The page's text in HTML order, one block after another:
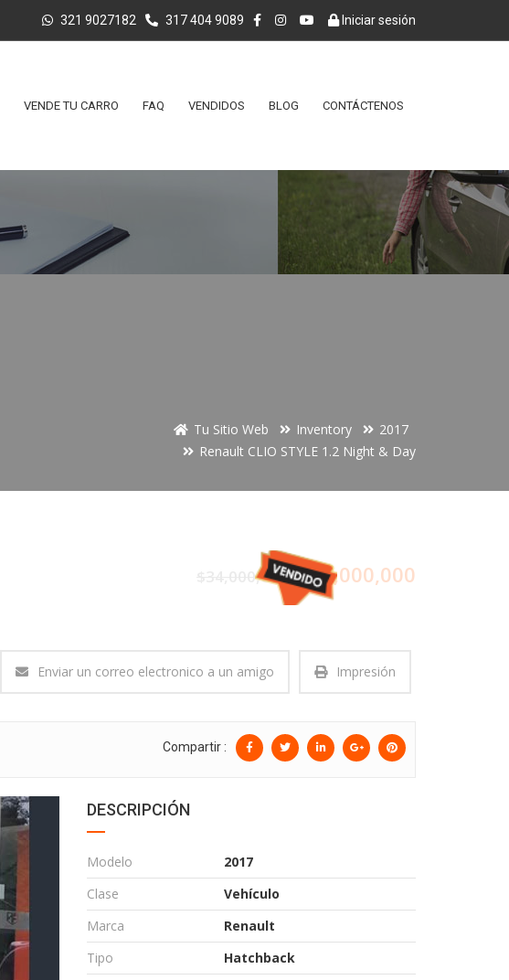
321 9027182 317 404 9089 Iniciar sesión
VENDE TU CARRO FAQ VENDIDOS BLOG CONTÁCTENOS
Tu Sitio Web Inventory
2017
Renault CLIO STYLE 1.2 Night & Day
$34,000,000 $34,000,000
Enviar un correo electronico a un amigo Impresión
Compartir :
DESCRIPCIÓN
Modelo
2017
Clase
Vehículo
Marca
Renault
Tipo
Hatchback